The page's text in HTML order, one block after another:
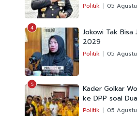
Politik 05
4
Jokowi Tak Bisa
2029
Politik 05
5
Kader Golkar
ke DPP soal
Politik 05